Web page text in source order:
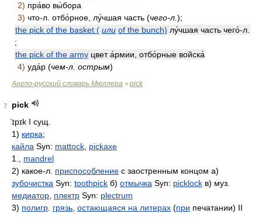
2) пра́во вы́бора
3) что-л. отбо́рное, лу́чшая часть (чего-л. );
the pick of the basket ( или of the bunch) лу́чшая часть чего́-л.
;
the pick of the army цвет а́рмии, отбо́рные войска́
4) уда́р (чем-л. острым)
Англо-русский словарь Мюллера > pick
7
pick
̈ɪpɪk I сущ.
1) кирка;
кайла Syn: mattock pickaxe
1., mandrel
2) какое-л. приспособление с заостренным концом а)
зубочистка Syn: toothpick б) отмычка Syn: picklock в) муз.
медиатор плектр Syn: plectrum
3) полигр грязь остающаяся на литерах (при печатании) II